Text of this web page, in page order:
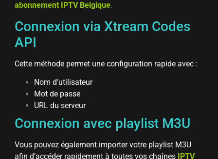
abonnement IPTV Belgique.
Connexion via Xtream Codes
API
Cette méthode permet une configuration rapide avec :
Nom d’utilisateur
Mot de passe
URL du serveur
Connexion avec playlist M3U
Vous pouvez également importer votre playlist M3U
afin d’accéder rapidement à toutes vos chaînes
IPTV